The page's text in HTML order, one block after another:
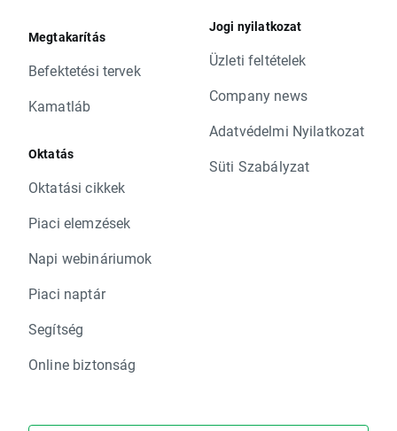
Megtakarítás
Befektetési tervek
Kamatláb
Oktatás
Oktatási cikkek
Piaci elemzések
Napi webináriumok
Piaci naptár
Segítség
Online biztonság
Jogi nyilatkozat
Üzleti feltételek
Company news
Adatvédelmi Nyilatkozat
Süti Szabályzat